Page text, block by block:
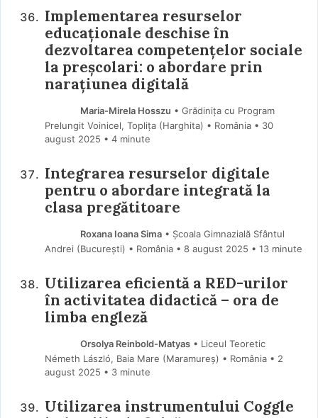
Implementarea resurselor
educaționale deschise în
dezvoltarea competențelor sociale
la preșcolari: o abordare prin
narațiunea digitală
Maria-Mirela Hosszu • Grădinița cu Program
Prelungit Voinicel, Toplița (Harghita) • România
30
august 2025 • 4 minute
Integrarea resurselor digitale
pentru o abordare integrată la
clasa pregătitoare
Roxana Ioana Sima• Școala Gimnazială Sfântul
Andrei (Bucureşti) • România
8 august 2025 • 13 minute
Utilizarea eficientă a RED-urilor
în activitatea didactică – ora de
limba engleză
Orsolya Reinbold-Matyas• Liceul Teoretic
Németh László, Baia Mare (Maramureş) • România
2
august 2025 • 3 minute
Utilizarea instrumentului Coggle